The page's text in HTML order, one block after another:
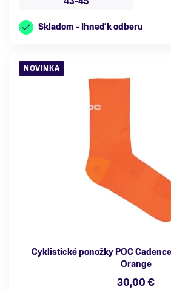
Skladom - Ihneď k odberu
NOVINKA
Cyklistické ponožky POC
Orange
30,00 €